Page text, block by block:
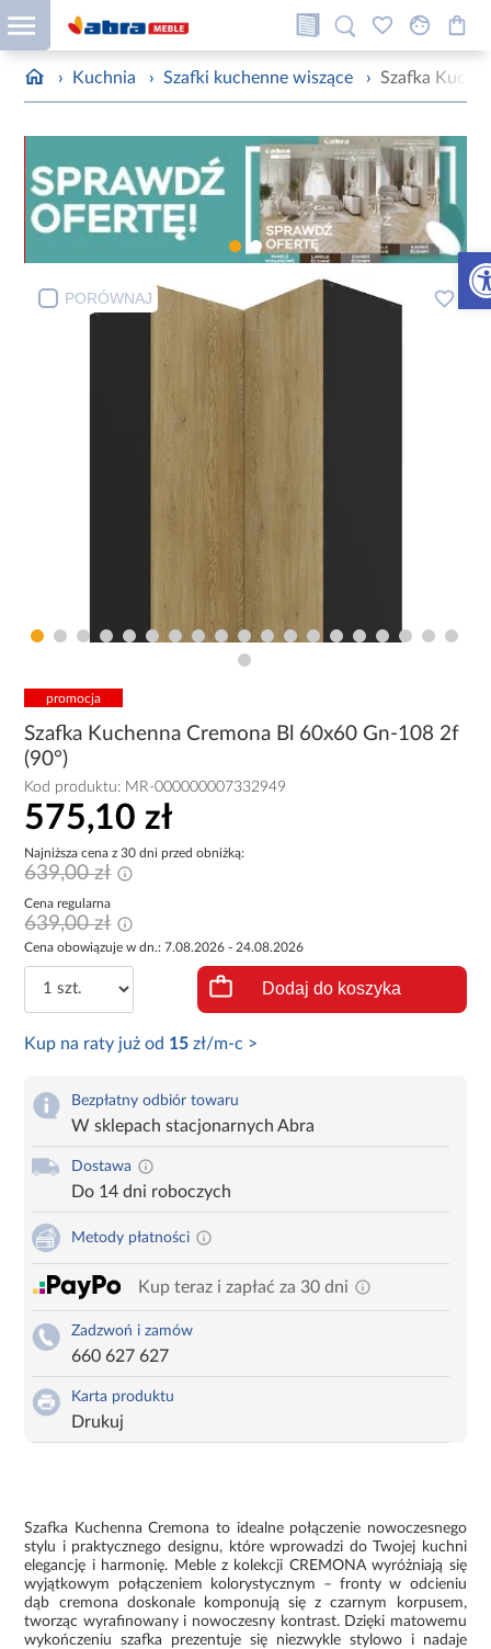
› Kuchnia › Szafki kuchenne wiszące › Szafka
PORÓWNAJ
promocja
Szafka Kuchenna Cremona Bl 60x60 Gn-108 2f
(90°)
Kod produktu: MR-000000007332949
575,10 zł
Najniższa cena z 30 dni przed obniżką:
639,00 zł
Cena regularna
639,00 zł
Cena obowiązuje w dn.: 7.08.2026 - 24.08.2026
Dodaj do koszyka
Kup na raty już od 15 zł/m-c >
Bezpłatny odbiór towaru
W sklepach stacjonarnych Abra
Dostawa
Do 14 dni roboczych
Metody płatności
Kup teraz i zapłać za 30 dni
Zadzwoń i zamów
660 627 627
Karta produktu
Drukuj
Szafka Kuchenna Cremona to idealne połączenie nowoczesnego
stylu i praktycznego designu, które wprowadzi do Twojej kuchni
elegancję i harmonię. Meble z kolekcji CREMONA wyróżniają się
wyjątkowym połączeniem kolorystycznym – fronty w odcieniu
dąb cremona doskonale komponują się z czarnym korpusem,
tworząc wyrafinowany i nowoczesny kontrast. Dzięki matowemu
wykończeniu szafka prezentuje się niezwykle stylowo i nadaje